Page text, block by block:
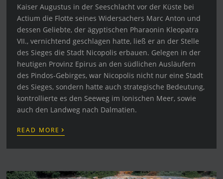
Kaiser Augustus in der Seeschlacht vor der Küste bei
Actium die Flotte seines Widersachers Marc Anton und
dessen Geliebte, der ägyptischen Pharaonin Kleopatra
VII., vernichtend geschlagen hatte, ließ er an der Stelle
des Sieges die Stadt Nicopolis erbauen. Gelegen in der
heutigen Provinz Epirus an den südlichen Ausläufern
des Pindos-Gebirges, war Nicopolis nicht nur eine Stadt
des Sieges, sondern hatte auch strategische Bedeutung,
kontrollierte es den Seeweg im Ionischen Meer, sowie
auch den Landweg nach Dalmatien.
READ MORE ›